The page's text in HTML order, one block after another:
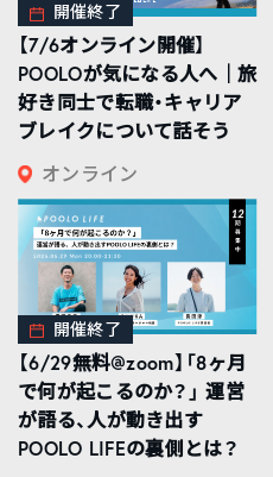
開催終了
【7/6オンライン開催】
POOLOが気になる人へ｜旅
好き同士で転職・キャリア
ブレイクについて話そう
オンライン
開催終了
【6/29無料@zoom】「8ヶ月
で何が起こるのか？」 運営
が語る、人が動き出す
POOLO LIFEの裏側とは？